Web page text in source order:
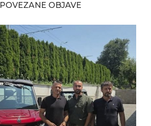
POVEZANE OBJAVE